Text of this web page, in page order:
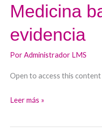
Medicina
evidencia
PorAdministrador LMS
Open to access this content
Medicina
basada
en
evidencia
Leer más »